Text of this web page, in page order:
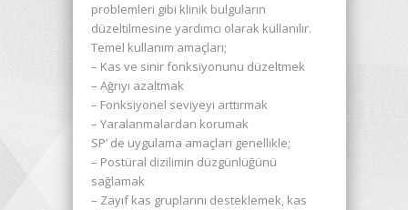
problemleri gibi klinik bulguların
düzeltilmesine yardımcı olarak kullanılır.
Temel kullanım amaçları;
– Kas ve sinir fonksiyonunu düzeltmek
– Ağrıyı azaltmak
– Fonksiyonel seviyeyi arttırmak
– Yaralanmalardan korumak
SP’ de uygulama amaçları genellikle;
– Postüral dizilimin düzgünlüğünü
sağlamak
– Zayıf kas gruplarını desteklemek, kas